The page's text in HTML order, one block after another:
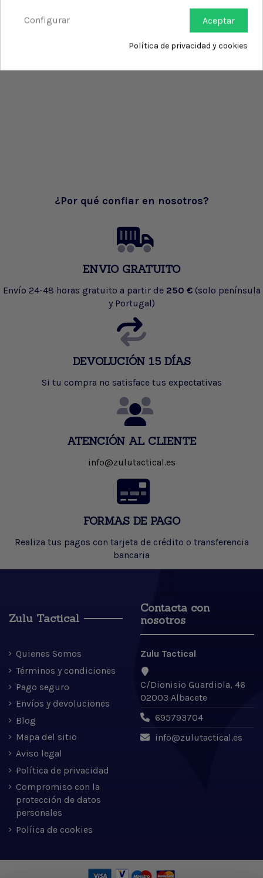
¿Por qué confiar en nosotros?
ENVIO GRATUITO
Envío 24-48 horas gratuito a partir de 250 € (solo península
y Portugal)
DEVOLUCIÓN 15 DÍAS
Si tu compra no satisface tus expectativas
ATENCIÓN AL CLIENTE
info@zulutactical.es
FORMAS DE PAGO
Realiza tus pagos con tarjeta de crédito o transferencia
bancaria
Zulu Tactical
Quienes Somos
Términos y condiciones
Pago seguro
Envíos y devoluciones
Blog
Mapa del sitio
Aviso legal
Política de privacidad
Compromiso con la
protección de datos
personales
Políica de cookies
Contacta con
nosotros
Zulu Tactical
C/Dionisio Guardiola, 46
02003 Albacete
695793704
info@zulutactical.es
Aceptar
Configurar
Política de privacidad y cookies